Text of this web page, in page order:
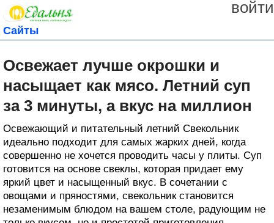
войти
Сайты
Освежает лучше окрошки и
насыщает как мясо. Летний суп
за 3 минуты, а вкус на миллион
Освежающий и питательный летний Свекольник
идеально подходит для самых жарких дней, когда
совершенно не хочется проводить часы у плиты. Суп
готовится на основе свеклы, которая придает ему
яркий цвет и насыщенный вкус. В сочетании с
овощами и пряностями, свекольник становится
незаменимым блюдом на вашем столе, радующим не